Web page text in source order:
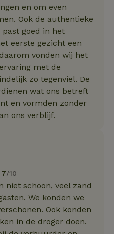
en om even
Ook de authentieke
past goed in het
eerste gezicht een
vonden wij het
met de
zo tegenviel. De
wat ons betreft
en vormden zonder
ons verblijf.
/10
niet schoon, veel zand
We konden we
Ook konden
in de droger doen.